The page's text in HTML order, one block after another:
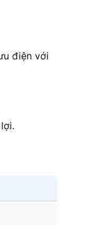
điện với